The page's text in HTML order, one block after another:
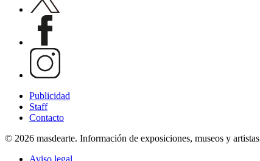
Publicidad
Staff
Contacto
© 2026 masdearte. Información de exposiciones, museos y artistas
Aviso legal